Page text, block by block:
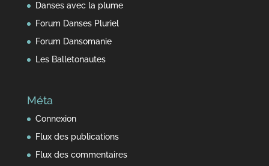
Danses avec la plume
Forum Danses Pluriel
Forum Dansomanie
Les Balletonautes
Méta
Connexion
Flux des publications
Flux des commentaires